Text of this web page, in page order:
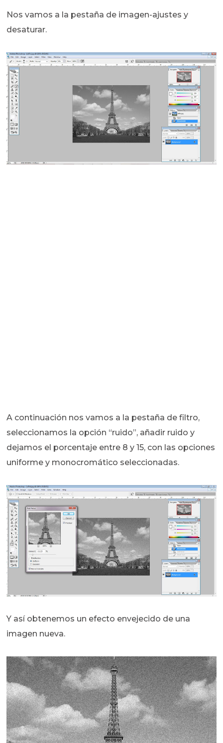
Nos vamos a la pestaña de imagen-ajustes y
desaturar.
A continuación nos vamos a la pestaña de filtro,
seleccionamos la opción “ruido”, añadir ruido y
dejamos el porcentaje entre 8 y 15, con las opciones
uniforme y monocromático seleccionadas.
Y así obtenemos un efecto envejecido de una
imagen nueva.